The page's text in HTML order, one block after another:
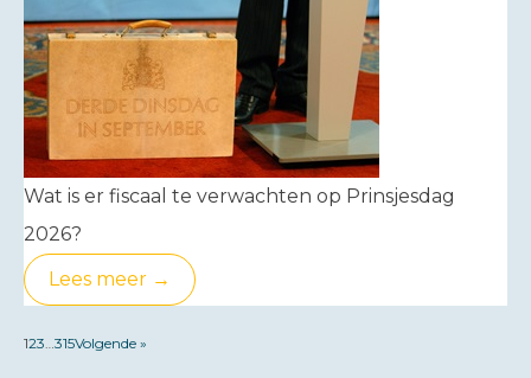
Wat is er fiscaal te verwachten op Prinsjesdag
2026?
Lees meer →
123 315Volgende »